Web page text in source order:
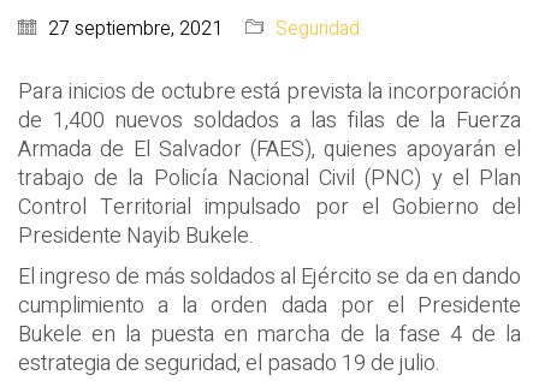
27 septiembre, 2021 Seguridad
Para inicios de octubre está prevista la incorporación
de 1,400 nuevos soldados a las filas de la Fuerza
Armada de El Salvador (FAES), quienes apoyarán el
trabajo de la Policía Nacional Civil (PNC) y el Plan
Control Territorial impulsado por el Gobierno del
Presidente Nayib Bukele.
El ingreso de más soldados al Ejército se da en dando
cumplimiento a la orden dada por el Presidente
Bukele en la puesta en marcha de la fase 4 de la
estrategia de seguridad, el pasado 19 de julio.